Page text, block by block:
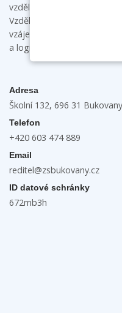
vzdělání s individuálním
Vzdělávacími aktivitami
vzájemnou spolupráci a
a logické myšlení.
Adresa
Školní 132, 696 31 Bukovany
Telefon
+420 603 474 889
Email
reditel@zsbukovany.cz
ID datové schránky
672mb3h